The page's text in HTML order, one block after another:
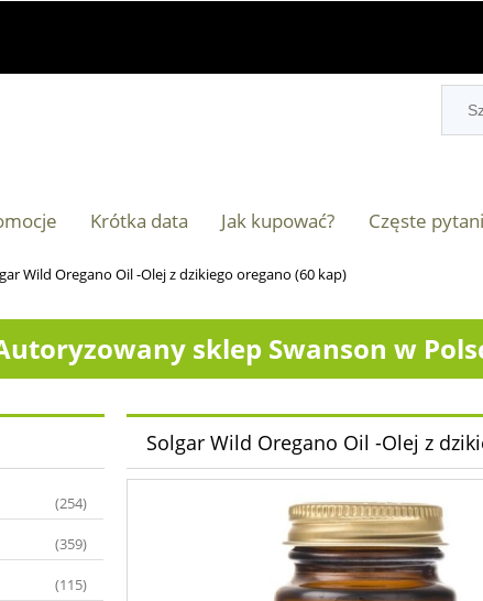
Krótka data Jak kupować? Częste
Wild Oregano Oil -Olej z dzikiego oregano (60 kap)
sklep Swanson w
(254)
(359)
(115)
Solgar Wild Oregano Oil -Olej z